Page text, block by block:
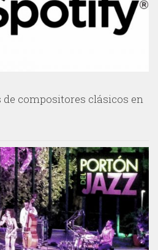
compositores clásicos en